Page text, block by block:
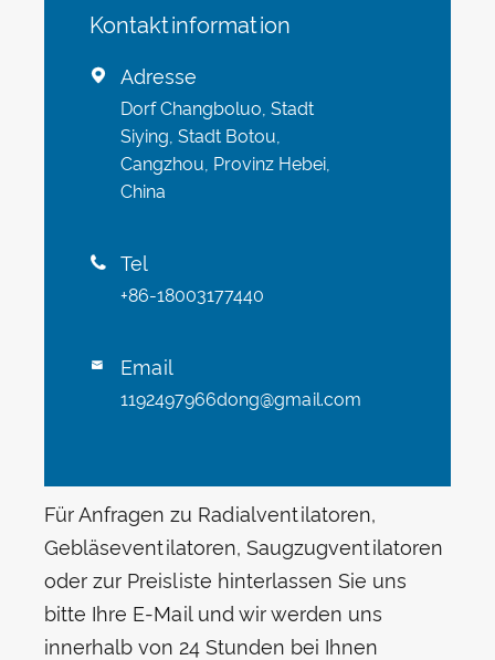
Kontaktinformation
 Adresse
Dorf Changboluo, Stadt
Siying, Stadt Botou,
Cangzhou, Provinz Hebei,
China
 Tel
+86-18003177440
 Email
1192497966dong@gmail.com
Für Anfragen zu Radialventilatoren,
Gebläseventilatoren, Saugzugventilatoren
oder zur Preisliste hinterlassen Sie uns
bitte Ihre E-Mail und wir werden uns
innerhalb von 24 Stunden bei Ihnen